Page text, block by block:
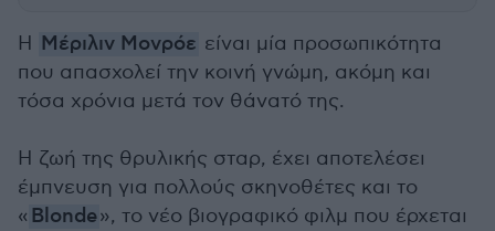
Η Μέριλιν Μονρόε είναι μία προσωπικότητα
που απασχολεί την κοινή γνώμη, ακόμη και
τόσα χρόνια μετά τον θάνατό της.
Η ζωή της θρυλικής σταρ, έχει αποτελέσει
έμπνευση για πολλούς σκηνοθέτες και το
« Blonde», το νέο βιογραφικό φιλμ που έρχεται